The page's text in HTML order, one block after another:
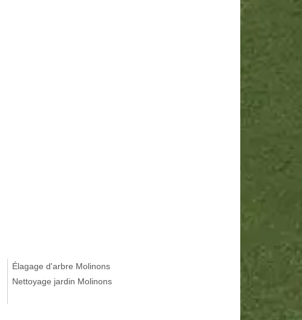
Élagage d'arbre Molinons
Nettoyage jardin Molinons